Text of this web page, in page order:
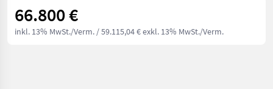
66.800 €
inkl. 13% MwSt./Verm. / 59.115,04 € exkl. 13% MwSt./Verm.